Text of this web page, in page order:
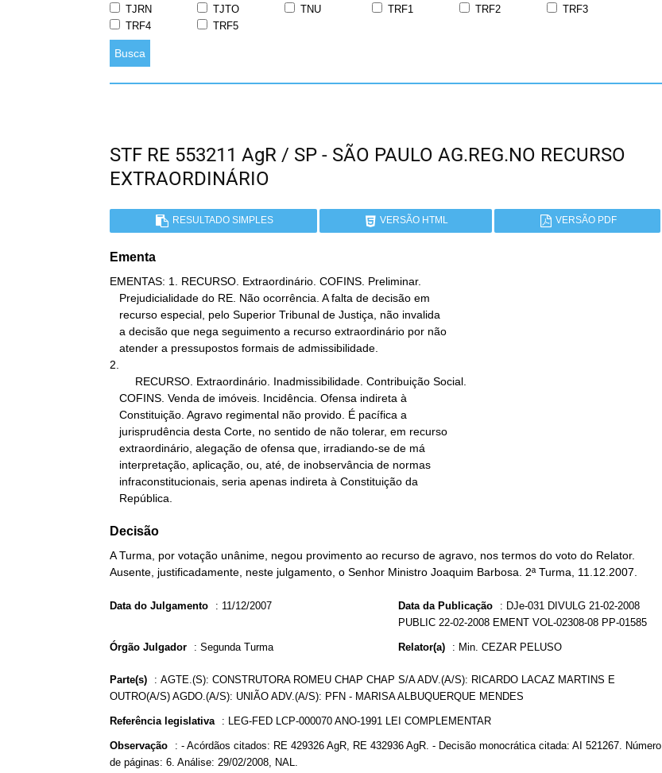
TJRN
TJTO TNU TRF1 TRF2
TRF3
TRF4
TRF5
Busca
STF RE 553211 AgR / SP - SÃO PAULO AG.REG.NO RECURSO
EXTRAORDINÁRIO
RESULTADO SIMPLES VERSÃO HTML VERSÃO PDF
Ementa
EMENTAS: 1. RECURSO. Extraordinário. COFINS. Preliminar.
2.
   República.
Decisão
A Turma, por votação unânime, negou provimento ao recurso de agravo, nos termos do voto do Relator.
Ausente, justificadamente, neste julgamento, o Senhor Ministro Joaquim Barbosa. 2ª Turma, 11.12.2007.
Data do Julgamento : 11/12/2007 Data da Publicação : DJe-031 DIVULG 21-02-2008
PUBLIC 22-02-2008 EMENT VOL-02308-08 PP-01585
Órgão Julgador : Segunda Turma Relator(a) : Min. CEZAR PELUSO
Parte(s) : AGTE.(S): CONSTRUTORA ROMEU CHAP CHAP S/A ADV.(A/S): RICARDO LACAZ MARTINS E
OUTRO(A/S) AGDO.(A/S): UNIÃO ADV.(A/S): PFN - MARISA ALBUQUERQUE MENDES
Referência legislativa : LEG-FED LCP-000070 ANO-1991 LEI COMPLEMENTAR
Observação : - Acórdãos citados: RE 429326 AgR, RE 432936 AgR. - Decisão monocrática citada: AI 521267. Número
de páginas: 6. Análise: 29/02/2008, NAL.